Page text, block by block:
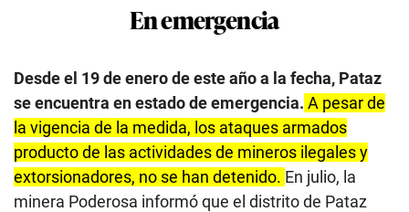
En emergencia
Desde el 19 de enero de este año a la fecha, Pataz
se encuentra en estado de emergencia. A pesar de
la vigencia de la medida, los ataques armados
producto de las actividades de mineros ilegales y
extorsionadores, no se han detenido. En julio, la
minera Poderosa informó que el distrito de Pataz